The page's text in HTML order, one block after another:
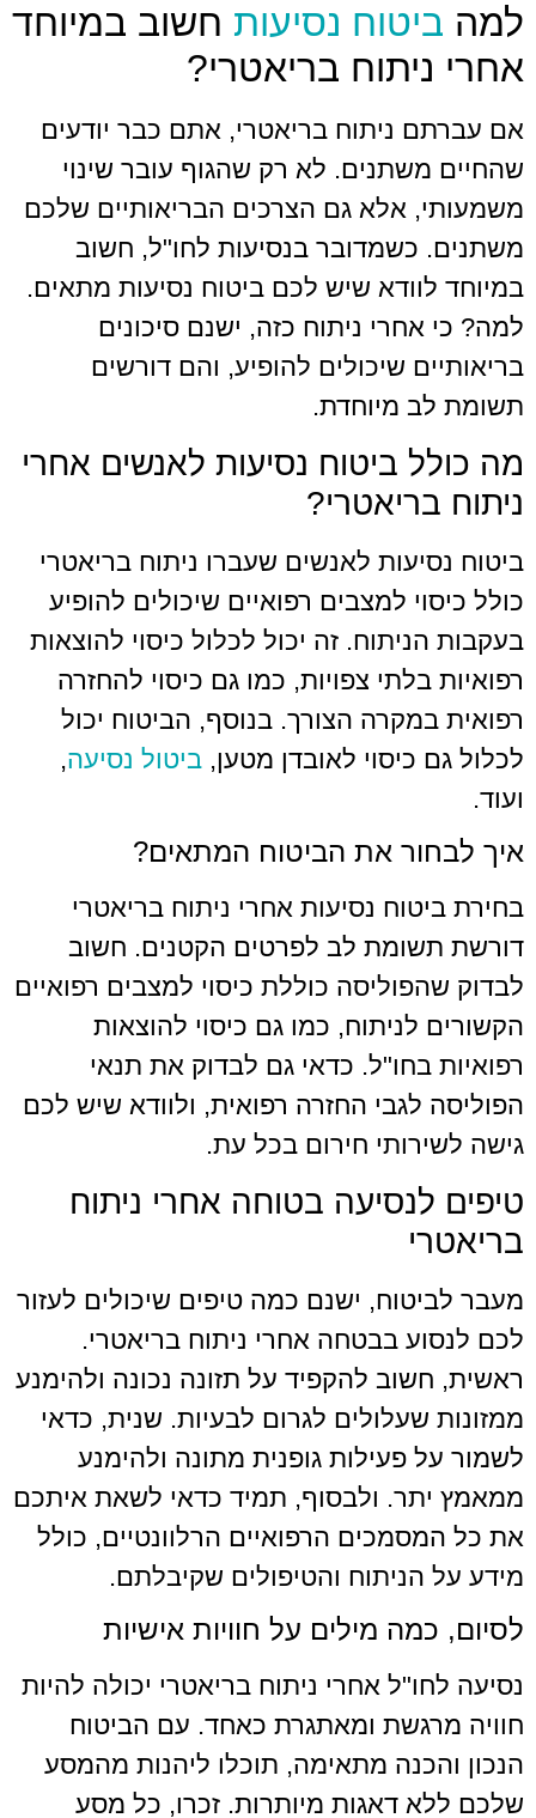
למה ביטוח נסיעות חשוב במיוחד
אחרי ניתוח בריאטרי?
אם עברתם ניתוח בריאטרי, אתם כבר יודעים
שהחיים משתנים. לא רק שהגוף עובר שינוי
משמעותי, אלא גם הצרכים הבריאותיים שלכם
משתנים. כשמדובר בנסיעות לחו"ל, חשוב
במיוחד לוודא שיש לכם ביטוח נסיעות מתאים.
למה? כי אחרי ניתוח כזה, ישנם סיכונים
בריאותיים שיכולים להופיע, והם דורשים
תשומת לב מיוחדת.
מה כולל ביטוח נסיעות לאנשים אחרי
ניתוח בריאטרי?
ביטוח נסיעות לאנשים שעברו ניתוח בריאטרי
כולל כיסוי למצבים רפואיים שיכולים להופיע
בעקבות הניתוח. זה יכול לכלול כיסוי להוצאות
רפואיות בלתי צפויות, כמו גם כיסוי להחזרה
רפואית במקרה הצורך. בנוסף, הביטוח יכול
לכלול גם כיסוי לאובדן מטען, ביטול נסיעה,
ועוד.
איך לבחור את הביטוח המתאים?
בחירת ביטוח נסיעות אחרי ניתוח בריאטרי
דורשת תשומת לב לפרטים הקטנים. חשוב
לבדוק שהפוליסה כוללת כיסוי למצבים רפואיים
הקשורים לניתוח, כמו גם כיסוי להוצאות
רפואיות בחו"ל. כדאי גם לבדוק את תנאי
הפוליסה לגבי החזרה רפואית, ולוודא שיש לכם
גישה לשירותי חירום בכל עת.
טיפים לנסיעה בטוחה אחרי ניתוח
בריאטרי
מעבר לביטוח, ישנם כמה טיפים שיכולים לעזור
לכם לנסוע בבטחה אחרי ניתוח בריאטרי.
ראשית, חשוב להקפיד על תזונה נכונה ולהימנע
ממזונות שעלולים לגרום לבעיות. שנית, כדאי
לשמור על פעילות גופנית מתונה ולהימנע
ממאמץ יתר. ולבסוף, תמיד כדאי לשאת איתכם
את כל המסמכים הרפואיים הרלוונטיים, כולל
מידע על הניתוח והטיפולים שקיבלתם.
לסיום, כמה מילים על חוויות אישיות
נסיעה לחו"ל אחרי ניתוח בריאטרי יכולה להיות
חוויה מרגשת ומאתגרת כאחד. עם הביטוח
הנכון והכנה מתאימה, תוכלו ליהנות מהמסע
שלכם ללא דאגות מיותרות. זכרו, כל מסע